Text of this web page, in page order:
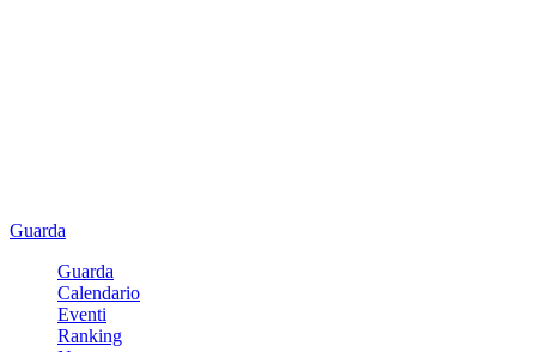
Guarda
Guarda
Calendario
Eventi
Ranking